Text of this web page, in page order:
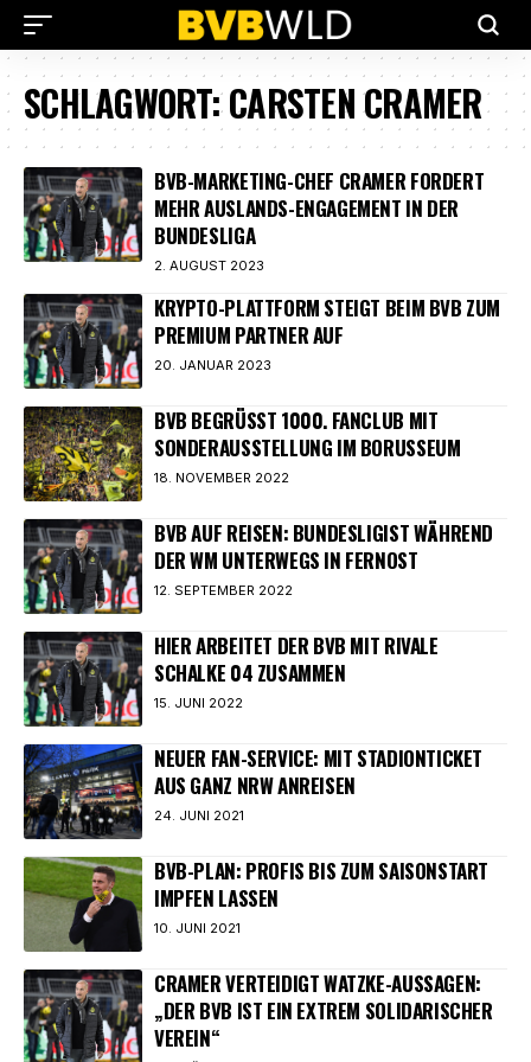
SCHLAGWORT:CARSTEN CRAMER
BVB-MARKETING-CHEF CRAMER FORDERT
MEHR AUSLANDS-ENGAGEMENT IN DER
BUNDESLIGA
2. AUGUST 2023
KRYPTO-PLATTFORM STEIGT BEIM BVB ZUM
PREMIUM PARTNER AUF
20. JANUAR 2023
BVB BEGRÜSST 1000. FANCLUB MIT S
ONDERAUSSTELLUNG IM BORUSSEUM
18. NOVEMBER 2022
BVB AUF REISEN: BUNDESLIGIST WÄHREND
DER WM UNTERWEGS IN FERNOST
12. SEPTEMBER 2022
HIER ARBEITET DER BVB MIT RIVALE
SCHALKE 04 ZUSAMMEN
15. JUNI 2022
NEUER FAN-SERVICE: MIT STADIONTICKET
AUS GANZ NRW ANREISEN
24. JUNI 2021
BVB-PLAN: PROFIS BIS ZUM SAISONSTART
IMPFEN LASSEN
10. JUNI 2021
CRAMER VERTEIDIGT WATZKE-AUSSAGEN:
„DER BVB IST EIN EXTREM SOLIDARISCHER
VEREIN“